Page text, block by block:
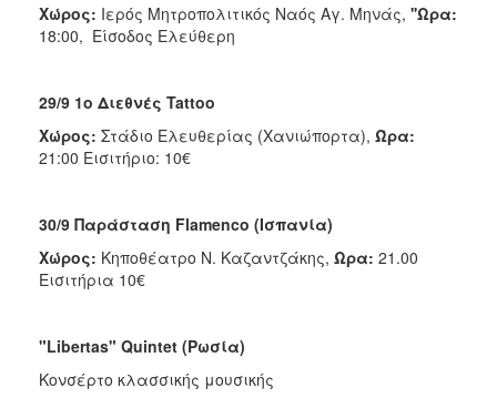
Χώρος: Ιερός Μητροπολιτικός Ναός Αγ. Μηνάς, ''Ωρα:
18:00, Είσοδος Ελεύθερη
29/9 1ο Διεθνές Tattoo
Χώρος: Στάδιο Ελευθερίας (Χανιώπορτα), Ώρα:
21:00 Εισιτήριο: 10€
30/9 Παράσταση Flamenco (Ισπανία)
Χώρος: Κηποθέατρο Ν. Καζαντζάκης, Ωρα: 21.00
Εισιτήρια 10€
"Libertas" Quintet (Ρωσία)
Κονσέρτο κλασσικής μουσικής